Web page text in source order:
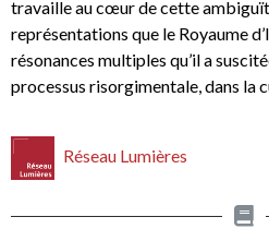
travaille au cœur de cette
représentations que le Royaume
résonances multiples qu’il a
processus risorgimentale, dans la
Réseau Lumières